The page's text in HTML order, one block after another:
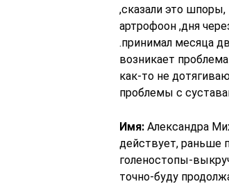
,сказали это
артрофоон ,дня
.принимал месяца
возникает
как-то не
проблемы с
Имя: Александра
действует, раньше
голеностопы-
точно-буду